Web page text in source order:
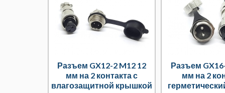
Разъем GX12-2 M12 12
мм на 2 контакта с
влагозащитной крышкой
Разъем
мм на 2